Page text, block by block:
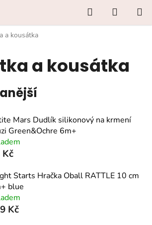
Hledat
KOŠÍK
a kousátka
a kousátka
Mars Dudlík silikonový na krmení
Green&Ochre 6m+
Starts Hračka Oball RATTLE 10 cm
blue
Kč